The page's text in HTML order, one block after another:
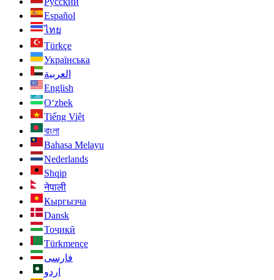
Español
ไทย
Türkçe
Українська
العربية
English
O‘zbek
Tiếng Việt
বাংলা
Bahasa Melayu
Nederlands
Shqip
नेपाली
Кыргызча
Dansk
Тоҷикӣ
Türkmençe
فارسی
اردو